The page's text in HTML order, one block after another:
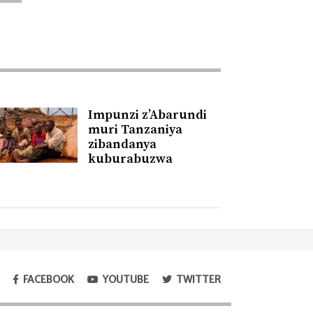
Impunzi z’Abarundi
muri Tanzaniya
zibandanya
kuburabuzwa
FACEBOOK YOUTUBE TWITTER